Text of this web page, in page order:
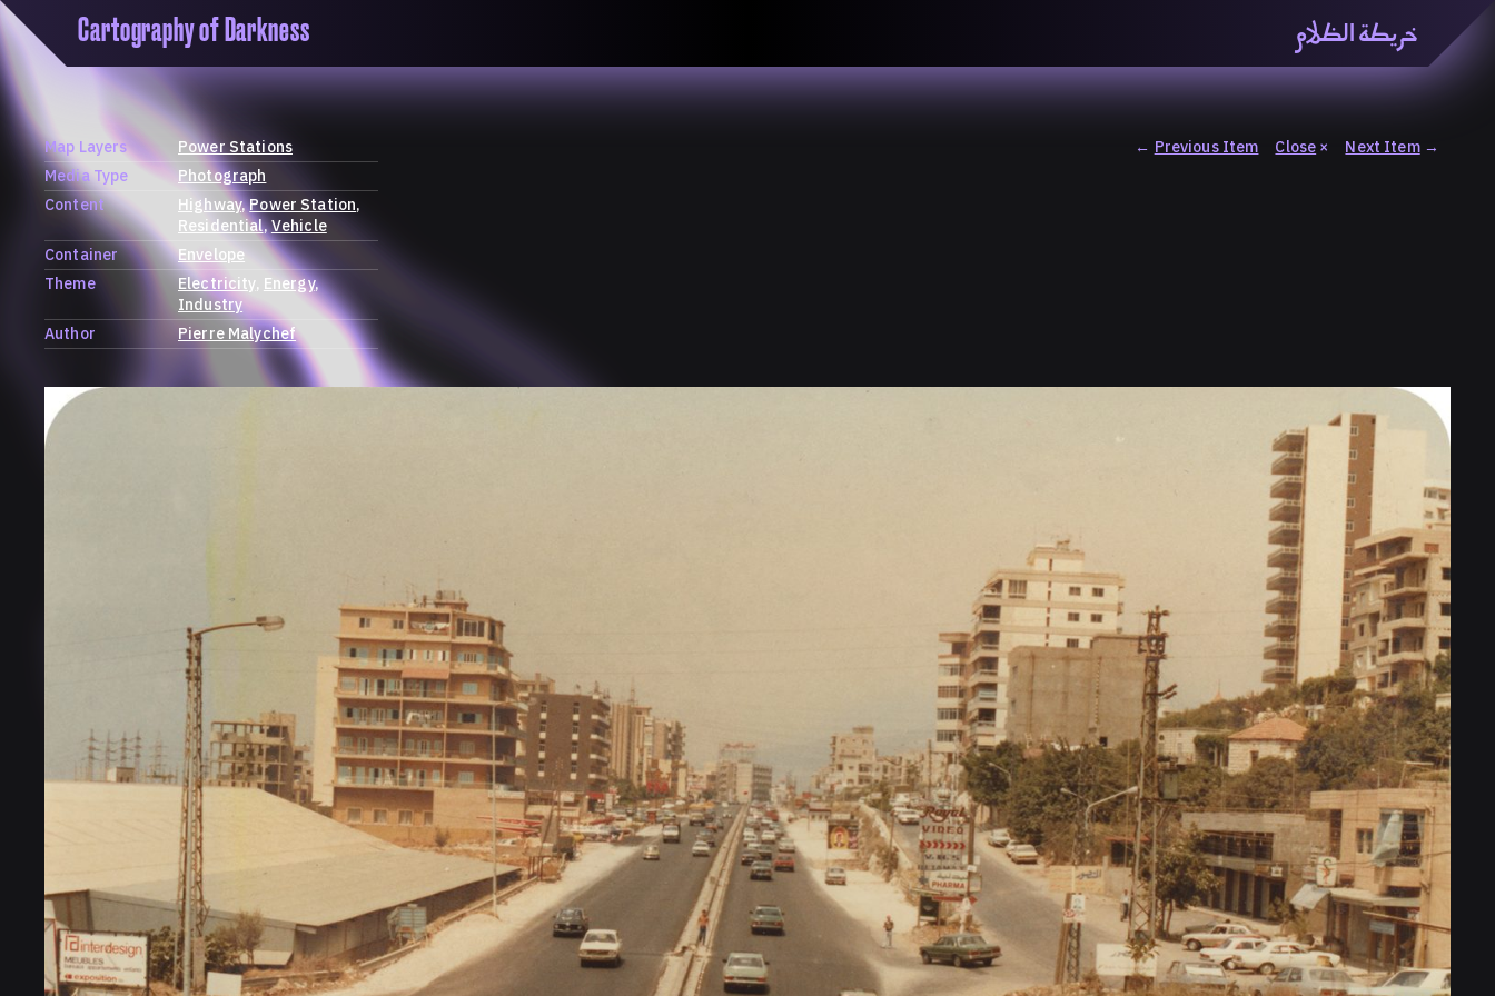
Cartography of Darkness خريطة الظلام
'Cartogrophy of Darkness' is a transclusive, collective
research platform dedicated to exploring universalisms and
the unity of knowledge in our highly obfuscated, crisis-
ridden age. The platform is comprised of a triad of spaces: a
map, a repository and a periodical.
About
ماهيتنا
«خريطة الظّلام» هي منصّة بحثيّة تشاركيّة تستقصي مفاهيم العالميّة
Map Layers
Power Stations
Media Type
Photograph
Content
Highway Power Station
Residential Vehicle
Container
Envelope
Theme
Electricity Energy
Industry
Author
Pierre Malychef
← Previous Item Close × Next Item→